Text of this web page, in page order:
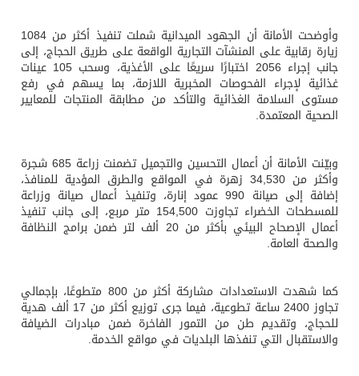
وأوضحت الأمانة أن الجهود الميدانية شملت تنفيذ أكثر من 1084
زيارة رقابية على المنشآت التجارية الواقعة على طريق الحجاج، إلى
جانب إجراء 2056 اختبارًا سريعًا على الأغذية، وسحب 105 عينات
غذائية لإجراء الفحوصات المخبرية اللازمة، بما يسهم في رفع
مستوى السلامة الغذائية والتأكد من مطابقة المنتجات للمعايير
الصحية المعتمدة.
وبيّنت الأمانة أن أعمال التحسين والتجميل تضمنت زراعة 685 شجرة
وأكثر من 34,530 زهرة في المواقع والطرق المؤدية للمنافذ،
إضافة إلى صيانة 990 عمود إنارة، وتنفيذ أعمال صيانة وزراعة
للمسطحات الخضراء تجاوزت 154,500 متر مربع، إلى جانب تنفيذ
أعمال الإصحاح البيئي بأكثر من 20 ألف لتر ضمن برامج النظافة
والصحة العامة.
كما شهدت الاستعدادات مشاركة أكثر من 800 متطوعًا، بإجمالي
تجاوز 2400 ساعة تطوعية، فيما جرى توزيع أكثر من 17 ألف هدية
للحجاج، وتقديم طن من التمور الفاخرة ضمن مبادرات الضيافة
والاستقبال التي تنفذها البلديات في مواقع الخدمة.